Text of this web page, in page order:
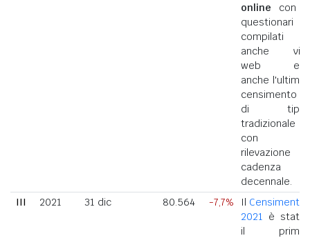
online con i
questionari
compilati
anche via
web ed
anche l'ultimo
censimento
di tipo
tradizionale
con
rilevazione a
cadenza
decennale.
III
2021 31 dic 80.564 -7,7% Il Censimento
2021 è stato
il primo